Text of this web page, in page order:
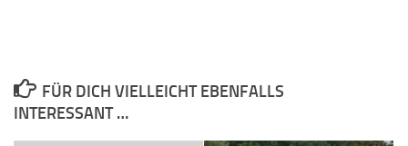
FÜR DICH VIELLEICHT EBENFALLS
INTERESSANT …